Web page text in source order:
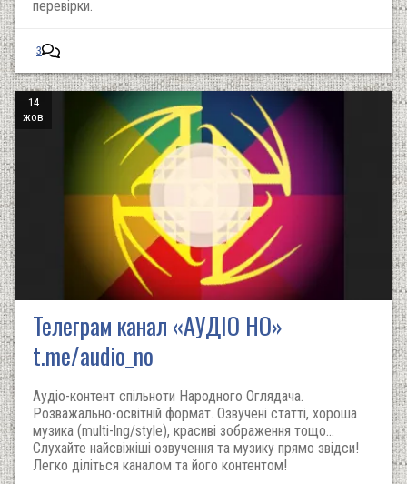
перевірки.
3
14
жов
Телеграм канал «АУДІО НО»
t.me/audio_no
Аудіо-контент спільноти Народного Оглядача.
Розважально-освітній формат. Озвучені статті, хороша
музика (multi-lng/style), красиві зображення тощо...
Слухайте найсвіжіші озвучення та музику прямо звідси!
Легко діліться каналом та його контентом!